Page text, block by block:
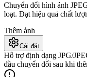
Chuyển đổi hình ảnh
loạt. Đạt hiệu quả chất
Thêm ảnh
Cài đặt
Hỗ trợ định dạng JPG/
đầu chuyển đổi sau khi